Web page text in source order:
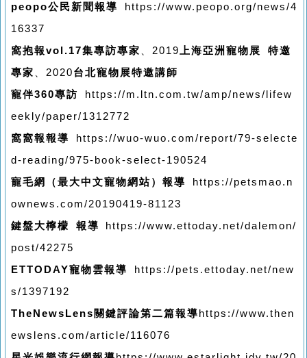
peopo公民新聞報導
https://www.peopo.org/news/4
16337
窩抱報vol.17集專訪專家 、2019上海亞洲寵物展 特邀
專家 、2020台北寵物展特邀講師
寵伴360專訪
https://m.ltn.com.tw/amp/news/lifew
eekly/paper/1312772
窩窩報報導
https://wuo-wuo.com/report/79-selecte
d-reading/975-book-select-190524
寵毛網（最大中文寵物網站）報導
https://petsmao.n
ownews.com/20190419-81123
鍵盤大檸檬 報導 https://www.ettoday.net/dalemon/
post/42275
ETTODAY寵物雲報導
https://pets.ettoday.net/new
s/1397192
TheNewsLens關鍵評論第二篇報導 https://www.then
ewslens.com/article/116076